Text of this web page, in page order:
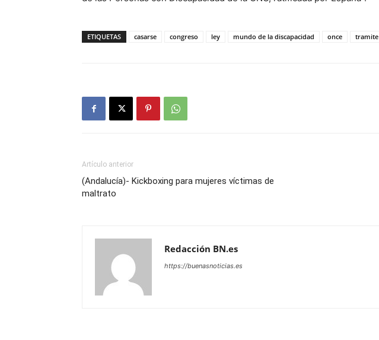
ETIQUETAS casarse congreso ley mundo de la discapacidad once tramite
Artículo anterior
(Andalucía)- Kickboxing para mujeres víctimas de
maltrato
Redacción BN.es
https://buenasnoticias.es